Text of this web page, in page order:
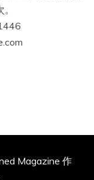
Magazine 作